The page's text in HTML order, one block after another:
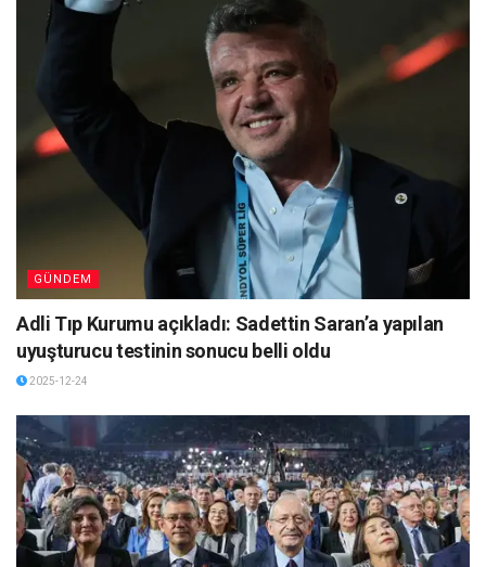
GÜNDEM
Adli Tıp Kurumu açıkladı: Sadettin Saran’a yapılan
uyuşturucu testinin sonucu belli oldu
2025-12-24